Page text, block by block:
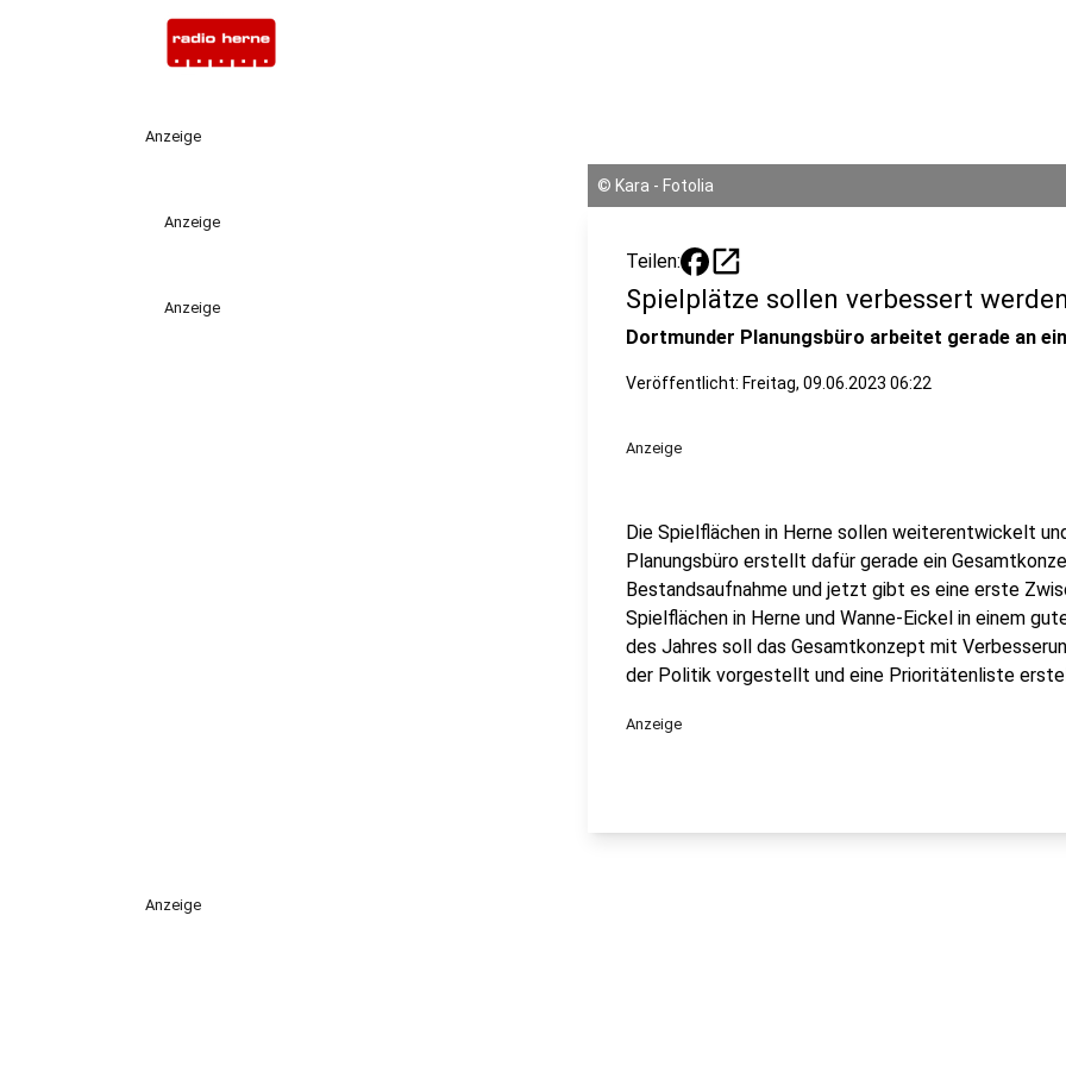
Anzeige
Anzeige
Anzeige
© Kara - Fotolia
Teilen: open_in_new
Spielplätze sollen verbessert werden
Dortmunder Planungsbüro arbeitet gerade an
Veröffentlicht: Freitag, 09.06.2023 06:22
Anzeige
Die Spielflächen in Herne sollen weiterentwickelt
Planungsbüro erstellt dafür gerade ein
Bestandsaufnahme und jetzt gibt es eine erste
Spielflächen in Herne und Wanne-Eickel in einem
des Jahres soll das Gesamtkonzept mit
der Politik vorgestellt und eine Prioritätenliste
Anzeige
Anzeige